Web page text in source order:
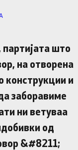
што
на отворена
конструкции и
заборавиме
ни ветуваа
од
&#8211;